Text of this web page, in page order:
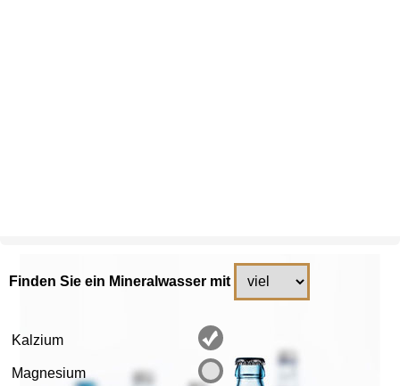
Finden Sie ein Mineralwasser mit
Kalzium
Magnesium